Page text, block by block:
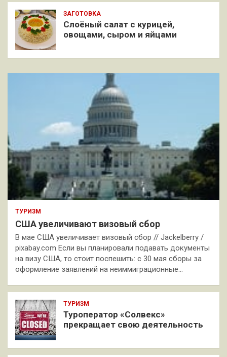
ЗАГОТОВКА
Слоёный салат с курицей,
овощами, сыром и яйцами
ТУРИЗМ
США увеличивают визовый сбор
В мае США увеличивает визовый сбор // Jackelberry /
pixabay.com Если вы планировали подавать документы
на визу США, то стоит поспешить: с 30 мая сборы за
оформление заявлений на неиммиграционные…
ТУРИЗМ
Туроператор «Солвекс»
прекращает свою деятельность